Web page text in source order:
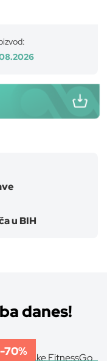
u BIH
danes!
-70%